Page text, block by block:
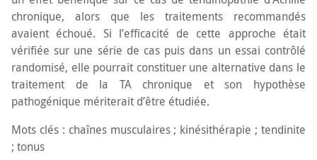
chronique, alors que les traitements recommandés
avaient échoué. Si l’efficacité de cette approche était
vérifiée sur une série de cas puis dans un essai contrôlé
randomisé, elle pourrait constituer une alternative dans le
traitement de la TA chronique et son hypothèse
pathogénique mériterait d’être étudiée.
Mots clés : chaînes musculaires ; kinésithérapie ; tendinite
; tonus